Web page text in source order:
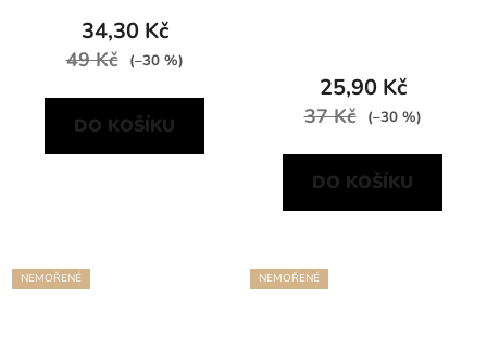
34,30 Kč
49 Kč (–30 %)
DO KOŠÍKU
25,90 Kč
37 Kč (–30 %)
DO KOŠÍKU
NEMOŘENÉ NEMOŘENÉ